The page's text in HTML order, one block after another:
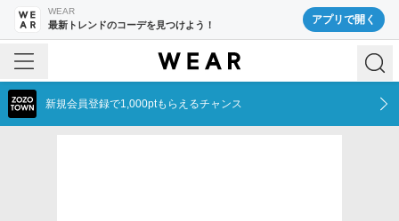
WEAR
最新トレンドのコーデを見つけよう！ アプリで開く
新規会員登録で1,000ptもらえるチャンス